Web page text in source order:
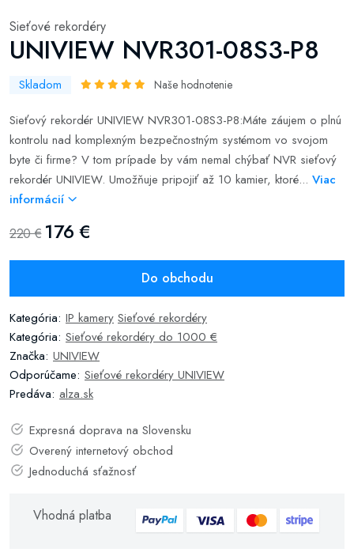
Sieťové rekordéry
UNIVIEW NVR301-08S3-P8
Skladom Naše hodnotenie
Sieťový rekordér UNIVIEW NVR301-08S3-P8:Máte záujem o plnú
kontrolu nad komplexným bezpečnostným systémom vo svojom
byte či firme? V tom prípade by vám nemal chýbať NVR sieťový
rekordér UNIVIEW. Umožňuje pripojiť až 10 kamier, ktoré... Viac
informácií
220 € 176 €
Do obchodu
Kategória: IP kamery Sieťové rekordéry
Kategória: Sieťové rekordéry do 1000 €
Značka: UNIVIEW
Odporúčame: Sieťové rekordéry UNIVIEW
Predáva: alza.sk
Expresná doprava na Slovensku
Overený internetový obchod
Jednoduchá sťažnosť
Vhodná platba